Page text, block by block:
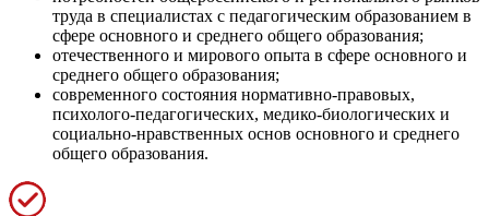
труда в специалистах с педагогическим образованием в
сфере основного и среднего общего образования;
отечественного и мирового опыта в сфере основного и
среднего общего образования;
современного состояния нормативно-правовых,
психолого-педагогических, медико-биологических и
социально-нравственных основ основного и среднего
общего образования.